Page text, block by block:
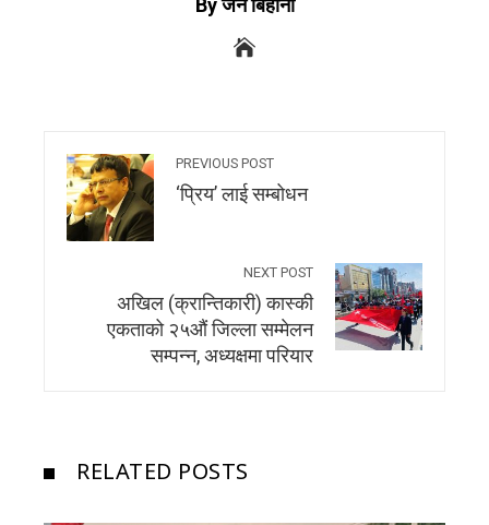
By जन बिहानी
PREVIOUS POST
‘प्रिय’ लाई सम्बोधन
NEXT POST
अखिल (क्रान्तिकारी) कास्की
एकताको २५औं जिल्ला सम्मेलन
सम्पन्न, अध्यक्षमा परियार
RELATED POSTS